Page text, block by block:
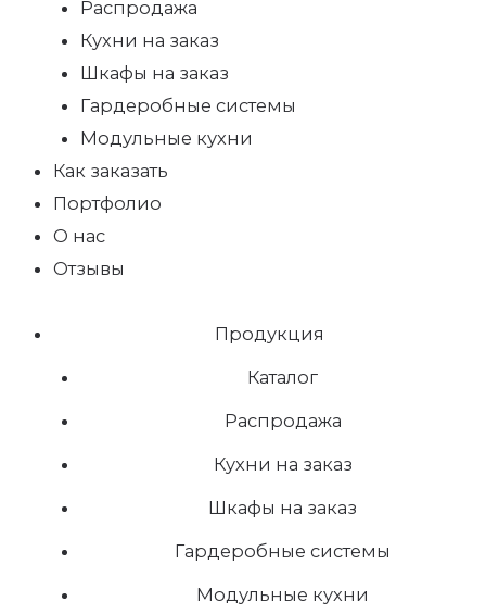
Распродажа
Кухни на заказ
Шкафы на заказ
Гардеробные системы
Модульные кухни
Как заказать
Портфолио
О нас
Отзывы
Продукция
Каталог
Распродажа
Кухни на заказ
Шкафы на заказ
Гардеробные системы
Модульные кухни